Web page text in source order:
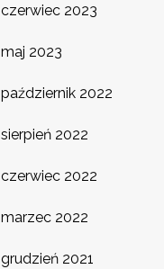
czerwiec 2023
maj 2023
październik 2022
sierpień 2022
czerwiec 2022
marzec 2022
grudzień 2021